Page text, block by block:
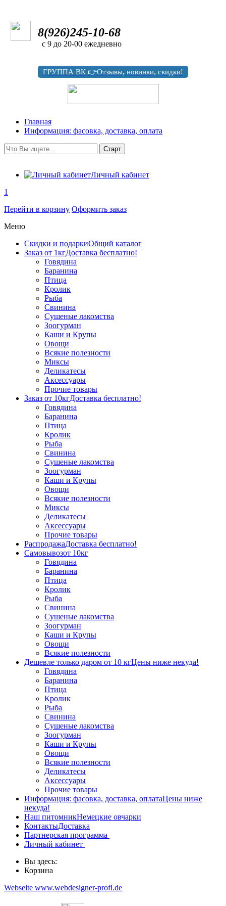
8(926)245-10-68
с 9 до 20-00 ежедневно
ГРУППА ВК 👉Отзывы, новинки, скидки!
Главная
Информация: фасовка, доставка, оплата
Личный кабинет
1
Перейти в корзину Оформить заказ
Меню
Скидки и подаркиОбщий каталог
Заказ от 1кгДоставка бесплатно!
Говядина
Баранина
Птица
Кролик
Рыба
Свинина
Сушеные лакомства
Зоогурман
Каши и Крупы
Овощи
Всякие полезности
Миксы
Деликатесы
Аксессуары
Прочие товары
Заказ от 10кгДоставка бесплатно!
Говядина
Баранина
Птица
Кролик
Рыба
Свинина
Сушеные лакомства
Зоогурман
Каши и Крупы
Овощи
Всякие полезности
Миксы
Деликатесы
Аксессуары
Прочие товары
РаспродажаДоставка бесплатно!
Самовывозот 10кг
Говядина
Баранина
Птица
Кролик
Рыба
Свинина
Сушеные лакомства
Зоогурман
Каши и Крупы
Овощи
Всякие полезности
Дешевле только даром от 10 кгЦены ниже некуда!
Говядина
Баранина
Птица
Кролик
Рыба
Свинина
Сушеные лакомства
Зоогурман
Каши и Крупы
Овощи
Всякие полезности
Деликатесы
Аксессуары
Прочие товары
Информация: фасовка, доставка, оплатаЦены ниже
некуда!
Наш питомникНемецкие овчарки
КонтактыДоставка
Партнерская программа
Личный кабинет
Вы здесь:
Корзина
Webseite www.webdesigner-profi.de